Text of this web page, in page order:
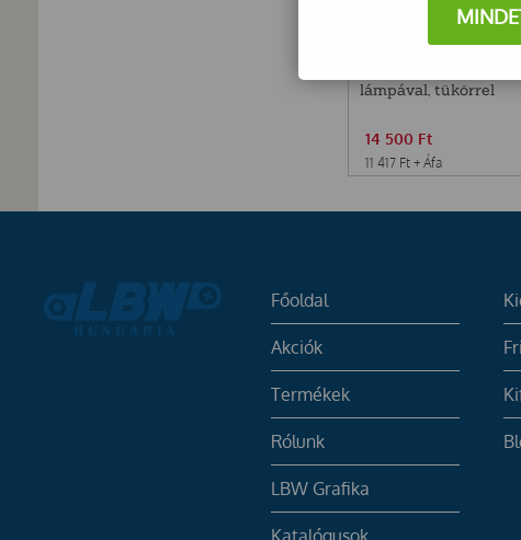
lámpával, tükörrel
14 500 Ft
11 417 Ft + Áfa
Főoldal
Akciók
Termékek
Rólunk
LBW Grafika